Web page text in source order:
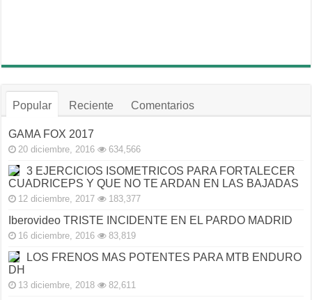
Popular Reciente Comentarios
GAMA FOX 2017
20 diciembre, 2016 634,566
3 EJERCICIOS ISOMETRICOS PARA FORTALECER
CUADRICEPS Y QUE NO TE ARDAN EN LAS BAJADAS
12 diciembre, 2017 183,377
Iberovideo TRISTE INCIDENTE EN EL PARDO MADRID
16 diciembre, 2016 83,819
LOS FRENOS MAS POTENTES PARA MTB ENDURO
DH
13 diciembre, 2018 82,611